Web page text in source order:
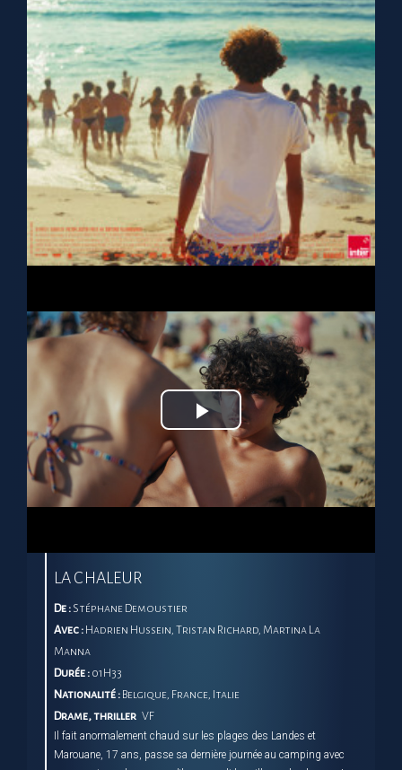
Play
Video
LA CHALEUR
De : Stéphane Demoustier
Avec : Hadrien Hussein, Tristan Richard, Martina La
Manna
Durée : 01H33
Nationalité : Belgique, France, Italie
Drame, thriller VF
Il fait anormalement chaud sur les plages des Landes et
Marouane, 17 ans, passe sa dernière journée au camping avec